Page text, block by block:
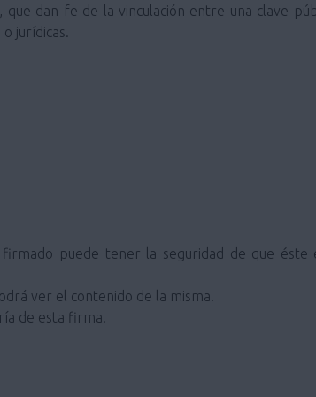
dan fe de la vinculación entre una clave
jurídicas.
puede tener la seguridad de que éste
ver el contenido de la misma.
de esta firma.